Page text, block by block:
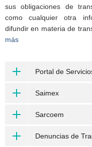
sus obligaciones de
como cualquier otra
difundir en materia de
más
Portal de
Saimex
Sarcoem
Denuncias de